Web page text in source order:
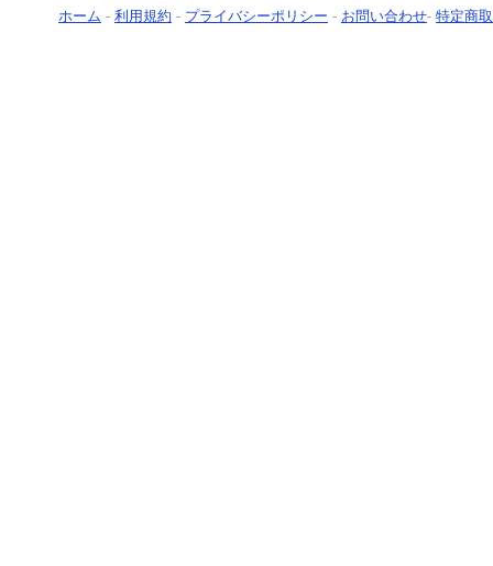
ホーム - 利用規約 - プライバシーポリシー - お問い合わせ- 特定商